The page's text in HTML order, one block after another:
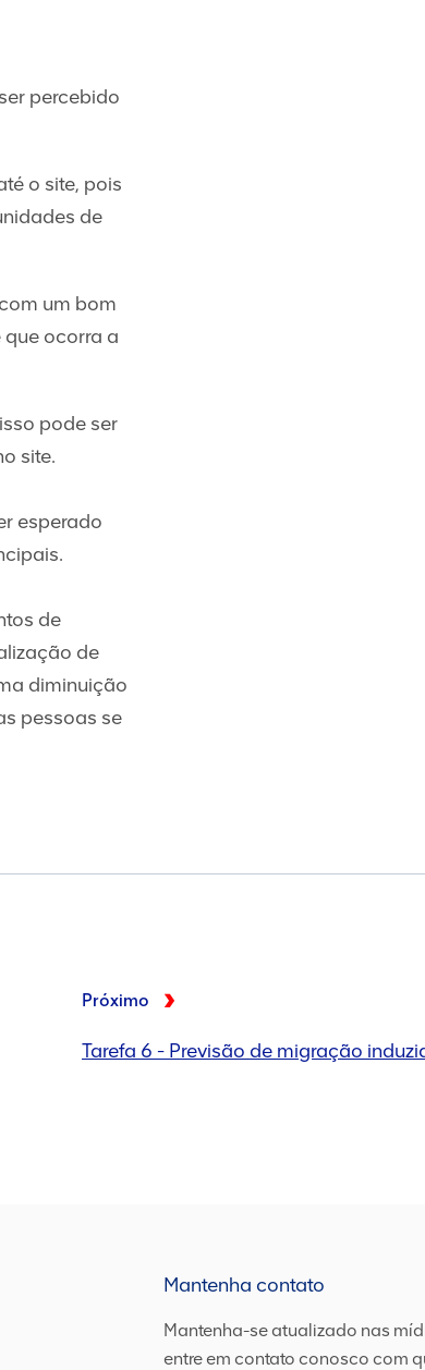
percebido
o site, pois
de
um bom
ocorra a
pode ser
site.
esperado
de
de
diminuição
pessoas se
Próximo
Tarefa 6 - Previsão de migração
Mantenha contato
Mantenha-se atualizado nas
entre em contato conosco com